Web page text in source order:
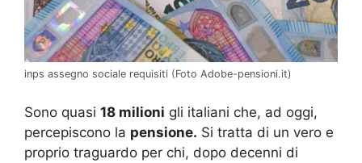
inps assegno sociale requisiti (Foto Adobe-pensioni.it)
Sono quasi 18 milioni gli italiani che, ad oggi,
percepiscono la pensione. Si tratta di un vero e
proprio traguardo per chi, dopo decenni di